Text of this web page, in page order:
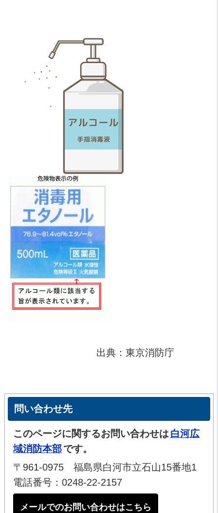
出典：東京消防庁
問い合わせ先
このページに関するお問い合わせは白河広
域消防本部です。
〒961-0975 福島県白河市立石山15番地1
電話番号：0248-22-2157
メールでのお問い合わせはこちら